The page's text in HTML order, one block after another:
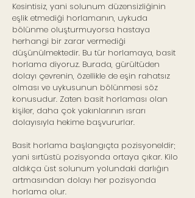
Kesintisiz, yani solunum düzensizliğinin
eşlik etmediği horlamanın, uykuda
bölünme oluşturmuyorsa hastaya
herhangi bir zarar vermediği
düşünülmektedir. Bu tür horlamaya, basit
horlama diyoruz. Burada, gürültüden
dolayı çevrenin, özellikle de eşin rahatsız
olması ve uykusunun bölünmesi söz
konusudur. Zaten basit horlaması olan
kişiler, daha çok yakınlarının ısrarı
dolayısıyla hekime başvururlar.
Basit horlama başlangıçta pozisyoneldir;
yani sırtüstü pozisyonda ortaya çıkar. Kilo
aldıkça üst solunum yolundaki darlığın
artmasından dolayı her pozisyonda
horlama olur.